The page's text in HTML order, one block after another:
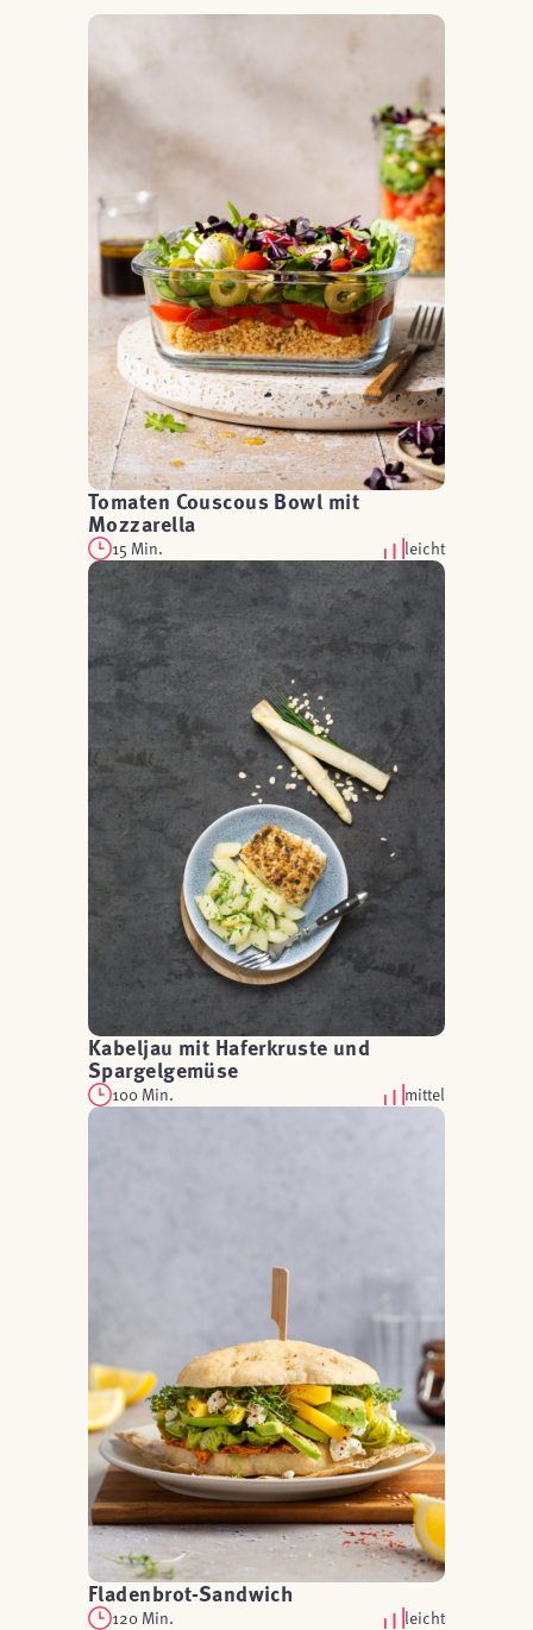
Tomaten Couscous Bowl mit
Mozzarella
15 Min. leicht
Kabeljau mit Haferkruste und
Spargelgemüse
100 Min. mittel
Fladenbrot-Sandwich
120 Min. leicht